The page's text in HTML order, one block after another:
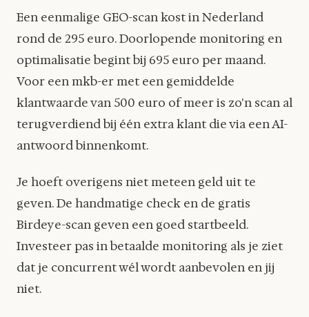
Een eenmalige GEO-scan kost in Nederland
rond de 295 euro. Doorlopende monitoring en
optimalisatie begint bij 695 euro per maand.
Voor een mkb-er met een gemiddelde
klantwaarde van 500 euro of meer is zo'n scan al
terugverdiend bij één extra klant die via een AI-
antwoord binnenkomt.
Je hoeft overigens niet meteen geld uit te
geven. De handmatige check en de gratis
Birdeye-scan geven een goed startbeeld.
Investeer pas in betaalde monitoring als je ziet
dat je concurrent wél wordt aanbevolen en jij
niet.